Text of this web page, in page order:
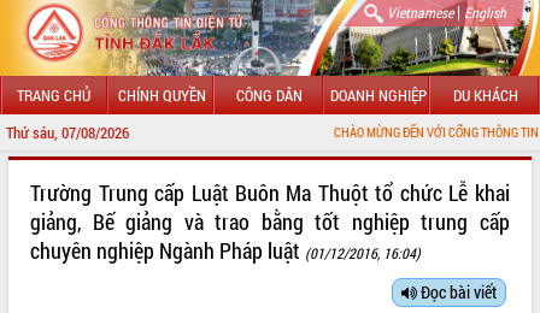
Vietnamese| English
TRANG CHỦ CHÍNH QUYỀN CÔNG DÂN DOANH NGHIỆP DU KHÁCH
Thứ sáu, 07/08/2026 CHÀO MỪNG ĐẾN VỚI CỔNG THÔNG TIN ĐIỆN TỬ TỈNH
LÃNH ĐẠO UBND TỈNH
Trường Trung cấp Luật Buôn Ma Thuột tổ chức Lễ khai
giảng, Bế giảng và trao bằng tốt nghiệp trung cấp
chuyên nghiệp Ngành Pháp luật (01/12/2016, 16:04)
Đọc bài viết